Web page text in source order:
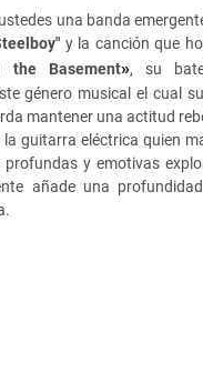
una banda
y la canción que
the Basement», su
género musical el cual
mantener una actitud
guitarra eléctrica quien
y emotivas
añade una